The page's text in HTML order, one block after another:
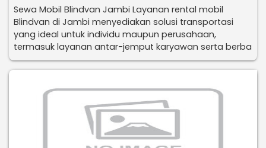
Sewa Mobil Blindvan Jambi Layanan rental mobil
Blindvan di Jambi menyediakan solusi transportasi
yang ideal untuk individu maupun perusahaan,
termasuk layanan antar-jemput karyawan serta berba